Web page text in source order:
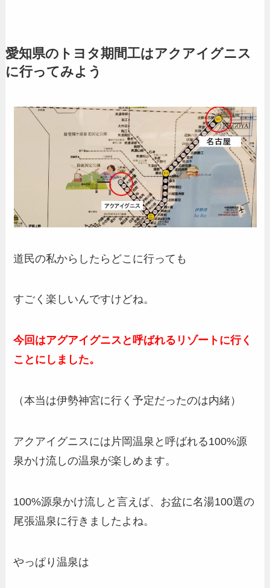
愛知県のトヨタ期間工はアクアイグニス
に行ってみよう
道民の私からしたらどこに行っても
すごく楽しいんですけどね。
今回はアグアイグニスと呼ばれるリゾートに行く
ことにしました。
（本当は伊勢神宮に行く予定だったのは内緒）
アクアイグニスには片岡温泉と呼ばれる100%源
泉かけ流しの温泉が楽しめます。
100%源泉かけ流しと言えば、お盆に名湯100選の
尾張温泉に行きましたよね。
やっぱり温泉は